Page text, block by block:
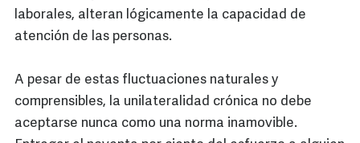
laborales, alteran lógicamente la capacidad de
atención de las personas.
A pesar de estas fluctuaciones naturales y
comprensibles, la unilateralidad crónica no debe
aceptarse nunca como una norma inamovible.